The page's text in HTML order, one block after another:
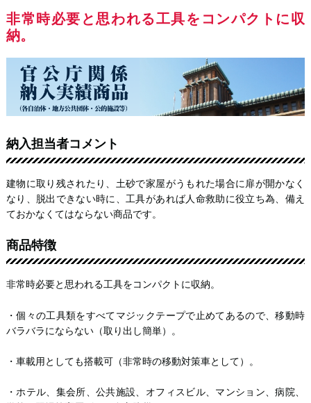
非常時必要と思われる工具をコンパクトに収
納。
納入担当者コメント
建物に取り残されたり、土砂で家屋がうもれた場合に扉が開かなく
なり、脱出できない時に、工具があれば人命救助に役立ち為、備え
ておかなくてはならない商品です。
商品特徴
非常時必要と思われる工具をコンパクトに収納。
・個々の工具類をすべてマジックテープで止めてあるので、移動時
バラバラにならない（取り出し簡単）。
・車載用としても搭載可（非常時の移動対策車として）。
・ホテル、集会所、公共施設、オフィスビル、マンション、病院、